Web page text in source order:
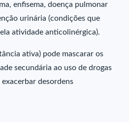
enfisema, doença pulmonar
urinária (condições que
atividade anticolinérgica).
ativa) pode mascarar os
secundária ao uso de drogas
desordens